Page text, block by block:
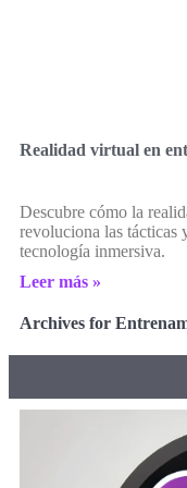
Realidad virtual en
Descubre cómo la
revoluciona las tácticas
tecnología inmersiva.
Leer más »
Archives for